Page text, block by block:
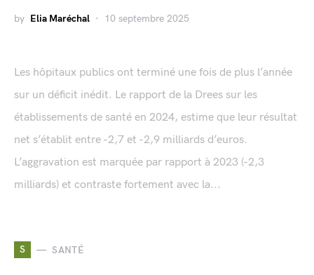
by Elia Maréchal 10 septembre 2025
Les hôpitaux publics ont terminé une fois de plus l’année
sur un déficit inédit. Le rapport de la Drees sur les
établissements de santé en 2024, estime que leur résultat
net s’établit entre -2,7 et -2,9 milliards d’euros.
L’aggravation est marquée par rapport à 2023 (-2,3
milliards) et contraste fortement avec la...
S SANTÉ